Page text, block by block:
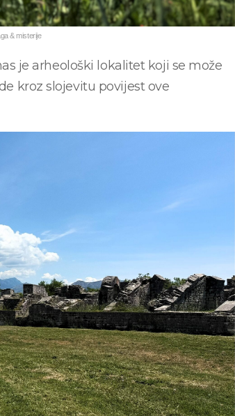
& misterije
je arheološki lokalitet koji se može
kroz slojevitu povijest ove